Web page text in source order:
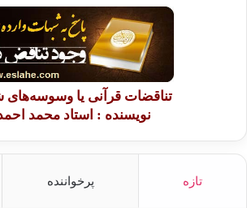
تناقضات قرآنی یا وسوسه‌های
نویسنده : استاد محمد
تازه پرخواننده